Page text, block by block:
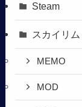
Steam
スカイリム
MEMO
MOD